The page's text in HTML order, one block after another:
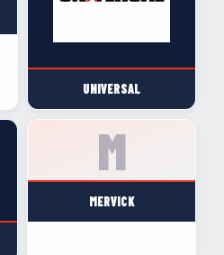
UNIVERSAL
MERVICK